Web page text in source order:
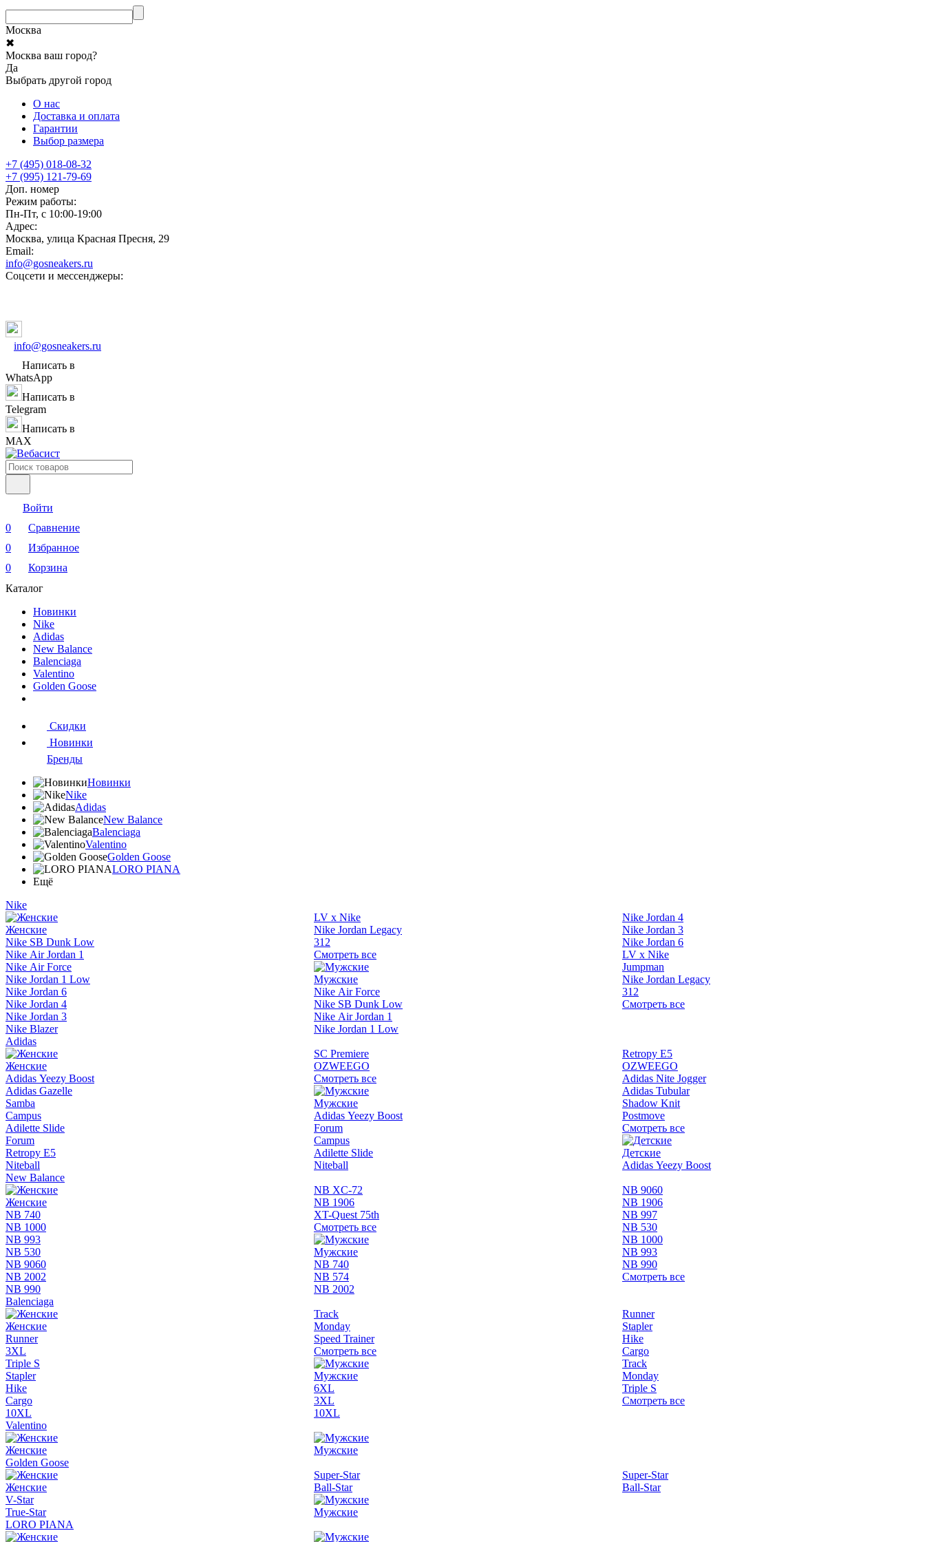
Москва
✖
Москва ваш город?
Да
Выбрать другой город
О нас
Доставка и оплата
Гарантии
Выбор размера
+7 (495) 018-08-32
+7 (995) 121-79-69
Доп. номер
Режим работы:
Пн-Пт, с 10:00-19:00
Адрес:
Москва, улица Красная Пресня, 29
Email:
info@gosneakers.ru
Соцсети и мессенджеры:
info@gosneakers.ru
Написать в
WhatsApp
Написать в
Telegram
Написать в
MAX
Войти
0
Сравнение
0
Избранное
0
Корзина
Каталог
Новинки
Nike
Adidas
New Balance
Balenciaga
Valentino
Golden Goose
Скидки
Новинки
Бренды
Новинки
Nike
Adidas
New Balance
Balenciaga
Valentino
Golden Goose
LORO PIANA
Ещё
Nike
Женские
Nike SB Dunk Low
Nike Air Jordan 1
Nike Air Force
Nike Jordan 1 Low
Nike Jordan 6
Nike Jordan 4
Nike Jordan 3
Nike Blazer
LV x Nike
Nike Jordan Legacy
312
Смотреть все
Мужские
Nike Air Force
Nike SB Dunk Low
Nike Air Jordan 1
Nike Jordan 1 Low
Nike Jordan 4
Nike Jordan 3
Nike Jordan 6
LV x Nike
Jumpman
Nike Jordan Legacy
312
Смотреть все
Adidas
Женские
Adidas Yeezy Boost
Adidas Gazelle
Samba
Campus
Adilette Slide
Forum
Retropy E5
Niteball
SC Premiere
OZWEEGO
Смотреть все
Мужские
Adidas Yeezy Boost
Forum
Campus
Adilette Slide
Niteball
Retropy E5
OZWEEGO
Adidas Nite Jogger
Adidas Tubular
Shadow Knit
Postmove
Смотреть все
Детские
Adidas Yeezy Boost
New Balance
Женские
NB 740
NB 1000
NB 993
NB 530
NB 9060
NB 2002
NB 990
NB XC-72
NB 1906
XT-Quest 75th
Смотреть все
Мужские
NB 740
NB 574
NB 2002
NB 9060
NB 1906
NB 997
NB 530
NB 1000
NB 993
NB 990
Смотреть все
Balenciaga
Женские
Runner
3XL
Triple S
Stapler
Hike
Cargo
10XL
Track
Monday
Speed Trainer
Смотреть все
Мужские
6XL
3XL
10XL
Runner
Stapler
Hike
Cargo
Track
Monday
Triple S
Смотреть все
Valentino
Женские
Мужские
Golden Goose
Женские
V-Star
True-Star
Super-Star
Ball-Star
Мужские
Super-Star
Ball-Star
LORO PIANA